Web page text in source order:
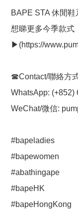
BAPE STA 休閒
想睇更多今季款式
▶(https://
☎Contact/聯絡方
WhatsApp: (+852)
WeChat/微信:
#bapeladies
#bapewomen
#abathingape
#bapeHK
#bapeHongKong